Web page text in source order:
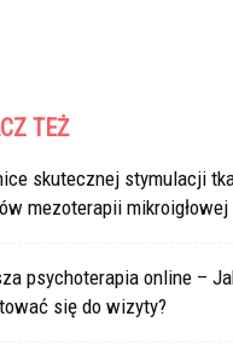
TEŻ
skutecznej stymulacji
mezoterapii mikroigłowej
psychoterapia online –
się do wizyty?